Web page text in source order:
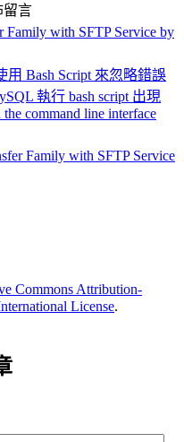
留言
Family with SFTP Service by
用 Bash Script 來忽略錯誤
執行 bash script 出現
command line interface
Family with SFTP Service
Commons Attribution-
License.